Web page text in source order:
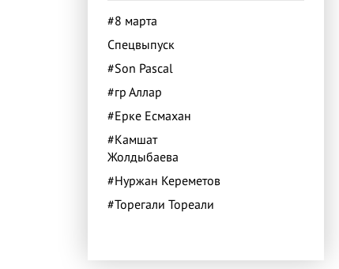
#8 марта
Спецвыпуск
#Son Pascal
#гр Аллар
#Ерке Есмахан
#Камшат
Жолдыбаева
#Нуржан Кереметов
#Торегали Тореали